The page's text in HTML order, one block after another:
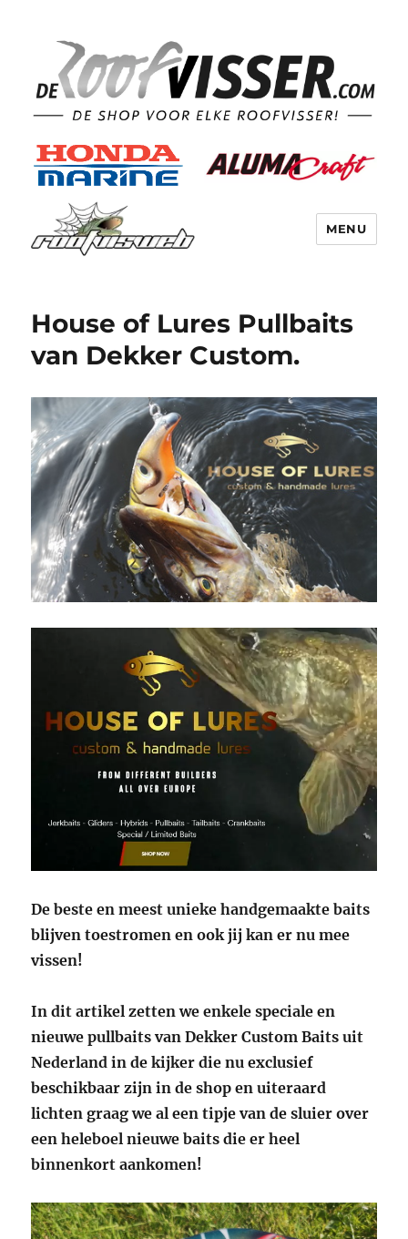
MENU
House of Lures Pullbaits
van Dekker Custom.
De beste en meest unieke handgemaakte baits
blijven toestromen en ook jij kan er nu mee
vissen!
In dit artikel zetten we enkele speciale en
nieuwe pullbaits van Dekker Custom Baits uit
Nederland in de kijker die nu exclusief
beschikbaar zijn in de shop en uiteraard
lichten graag we al een tipje van de sluier over
een heleboel nieuwe baits die er heel
binnenkort aankomen!